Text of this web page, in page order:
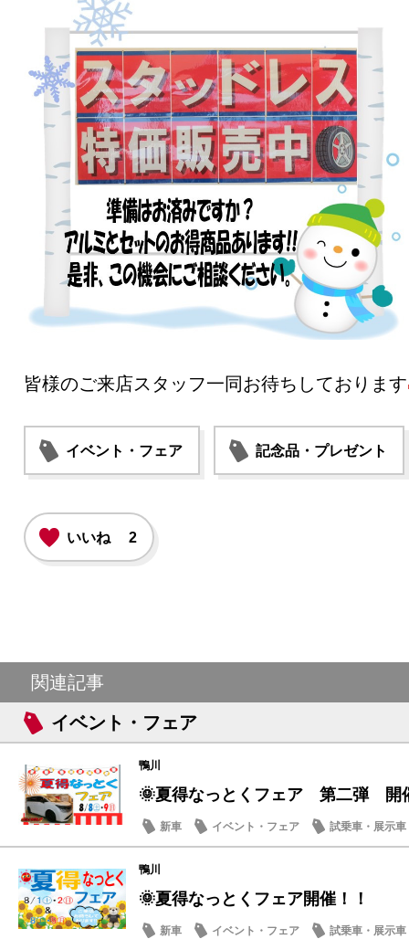
皆様のご来店スタッフ一同お待ちしております
イベント・フェア 記念品・プレゼント
いいね 2
関連記事
イベント・フェア
鴨川
🌞夏得なっとくフェア 第二弾 開
新車 イベント・フェア
試乗車・展示車
営業日・店休日
鴨川
🌞夏得なっとくフェア開催！！
新車 イベント・フェア 試乗車・展示車